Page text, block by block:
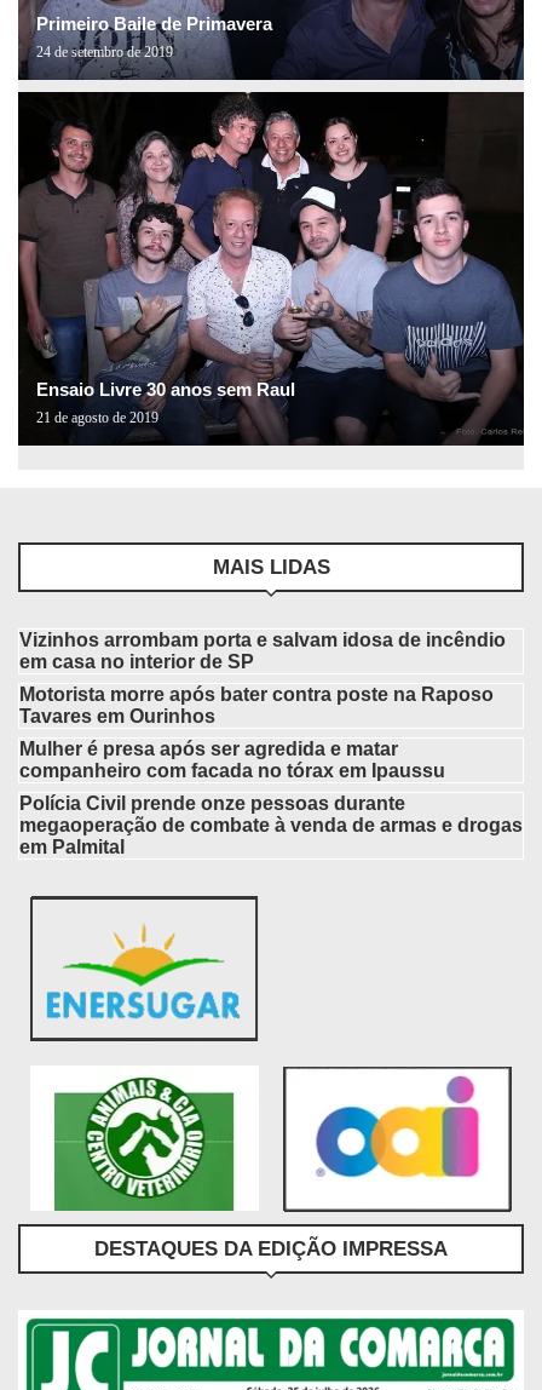
Primeiro Baile de Primavera
24 de setembro de 2019
Ensaio Livre 30 anos sem Raul
21 de agosto de 2019
MAIS LIDAS
Vizinhos arrombam porta e salvam idosa de incêndio
em casa no interior de SP
Motorista morre após bater contra poste na Raposo
Tavares em Ourinhos
Mulher é presa após ser agredida e matar
companheiro com facada no tórax em Ipaussu
Polícia Civil prende onze pessoas durante
megaoperação de combate à venda de armas e drogas
em Palmital
DESTAQUES DA EDIÇÃO IMPRESSA